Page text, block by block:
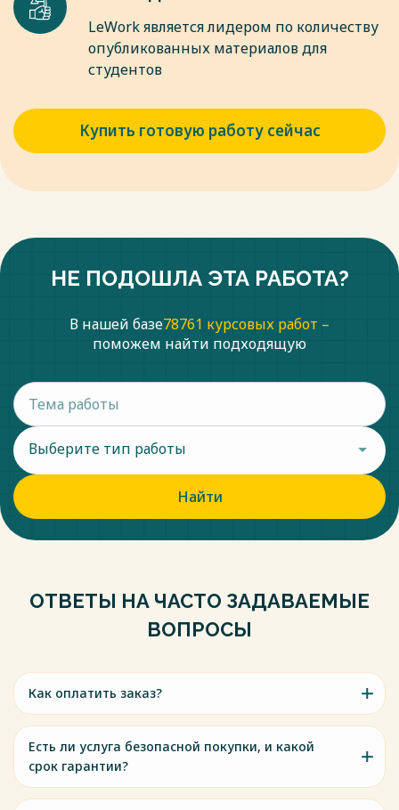
LeWork является лидером по количеству
опубликованных материалов для
студентов
Купить готовую работу сейчас
НЕ ПОДОШЛА ЭТА РАБОТА?
В нашей базе78761 курсовых работ –
поможем найти подходящую
Выберите тип работы
Найти
ОТВЕТЫ НА ЧАСТО ЗАДАВАЕМЫЕ
ВОПРОСЫ
Как оплатить заказ?
Есть ли услуга безопасной покупки, и какой
срок гарантии?